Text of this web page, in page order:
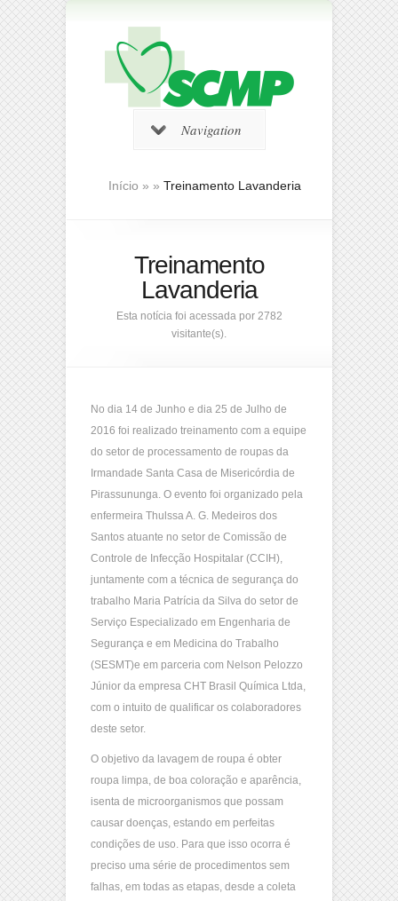
Navigation
Início » » Treinamento Lavanderia
Treinamento
Lavanderia
Esta notícia foi acessada por 2782
visitante(s).
No dia 14 de Junho e dia 25 de Julho de
2016 foi realizado treinamento com a equipe
do setor de processamento de roupas da
Irmandade Santa Casa de Misericórdia de
Pirassununga. O evento foi organizado pela
enfermeira Thulssa A. G. Medeiros dos
Santos atuante no setor de Comissão de
Controle de Infecção Hospitalar (CCIH),
juntamente com a técnica de segurança do
trabalho Maria Patrícia da Silva do setor de
Serviço Especializado em Engenharia de
Segurança e em Medicina do Trabalho
(SESMT)e em parceria com Nelson Pelozzo
Júnior da empresa CHT Brasil Química Ltda,
com o intuito de qualificar os colaboradores
deste setor.
O objetivo da lavagem de roupa é obter
roupa limpa, de boa coloração e aparência,
isenta de microorganismos que possam
causar doenças, estando em perfeitas
condições de uso. Para que isso ocorra é
preciso uma série de procedimentos sem
falhas, em todas as etapas, desde a coleta